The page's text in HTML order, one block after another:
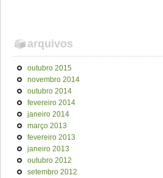
arquivos
outubro 2015
novembro 2014
outubro 2014
fevereiro 2014
janeiro 2014
março 2013
fevereiro 2013
janeiro 2013
outubro 2012
setembro 2012